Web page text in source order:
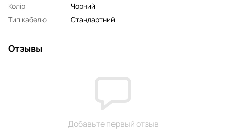
Колір
Чорний
Тип кабелю
Стандартний
Отзывы
Добавьте первый отзыв